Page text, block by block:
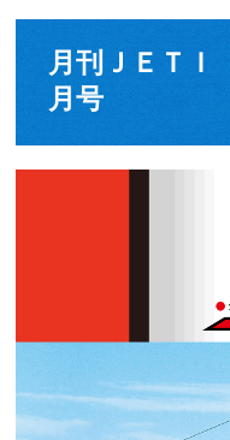
月刊ＪＥＴ
月号